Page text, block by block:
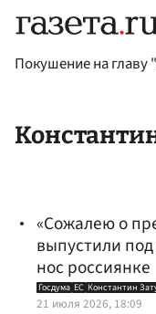
Покушение на главу
«Сожалею о
выпустили
нос россиянке
Госдума ЕС Константин
21 июля 2026, 18:09